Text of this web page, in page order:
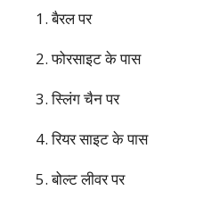
1. बैरल पर
2. फोरसाइट के पास
3. स्लिंग चैन पर
4. रियर साइट के पास
5. बोल्ट लीवर पर